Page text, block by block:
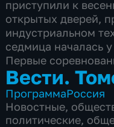
приступили к
открытых дверей,
индустриальном
седмица началась
Первые
Вести.
ПрограммаРоссия
Новостные,
политические,